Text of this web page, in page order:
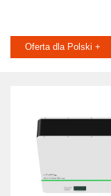
Oferta dla Polski +